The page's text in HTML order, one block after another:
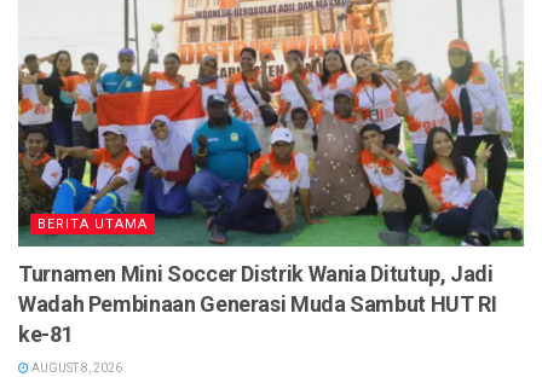
BERITA UTAMA
Turnamen Mini Soccer Distrik Wania Ditutup, Jadi
Wadah Pembinaan Generasi Muda Sambut HUT RI
ke-81
AUGUST 8, 2026